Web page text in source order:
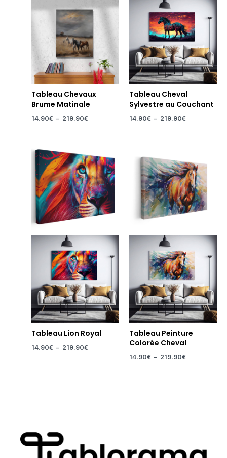
Tableau Chevaux
Brume Matinale
14.90€ – 219.90€
Tableau Cheval
Sylvestre au Couchant
14.90€ – 219.90€
Tableau Lion Royal
14.90€ – 219.90€
prix :
14.90€
à
219.90€
Tableau Peinture
Colorée Cheval
14.90€ – 219.90€
prix :
14.90€
à
219.90€